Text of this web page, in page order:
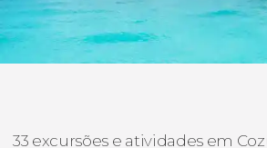
33 excursões e atividades em